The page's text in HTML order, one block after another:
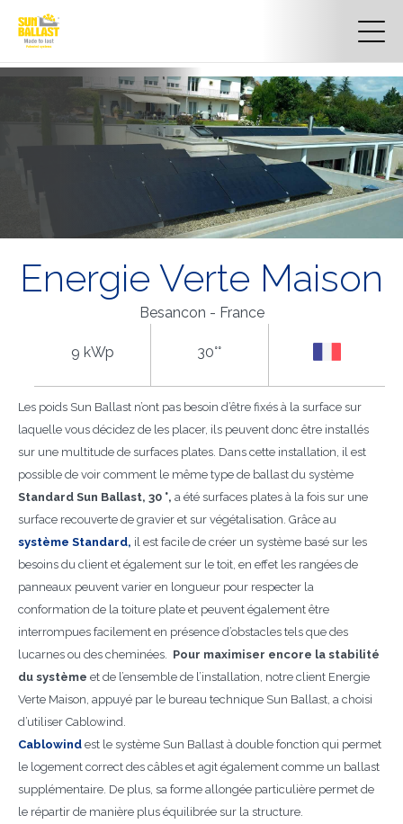
Energie Verte Maison
Besancon - France
9 kWp 30°°
Les poids Sun Ballast n’ont pas besoin d’être fixés à la surface sur
laquelle vous décidez de les placer, ils peuvent donc être installés
sur une multitude de surfaces plates. Dans cette installation, il est
possible de voir comment le même type de ballast du système
Standard Sun Ballast, 30 °, a été surfaces plates à la fois sur une
surface recouverte de gravier et sur végétalisation. Grâce au
système Standard, il est facile de créer un système basé sur les
besoins du client et également sur le toit, en effet les rangées de
panneaux peuvent varier en longueur pour respecter la
conformation de la toiture plate et peuvent également être
interrompues facilement en présence d’obstacles tels que des
lucarnes ou des cheminées. Pour maximiser encore la stabilité
du système et de l’ensemble de l’installation, notre client Energie
Verte Maison, appuyé par le bureau technique Sun Ballast, a choisi
d’utiliser Cablowind.
Cablowind est le système Sun Ballast à double fonction qui permet
le logement correct des câbles et agit également comme un ballast
supplémentaire. De plus, sa forme allongée particulière permet de
le répartir de manière plus équilibrée sur la structure.